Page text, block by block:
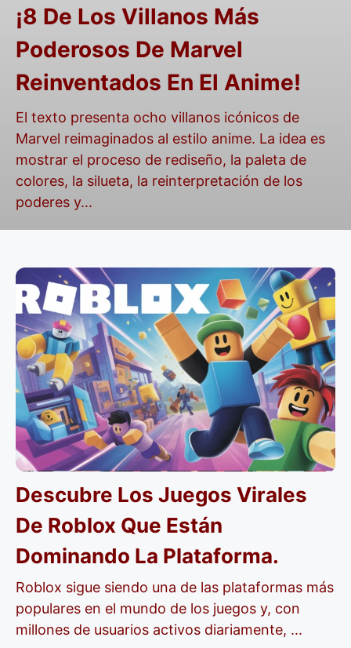
¡8 De Los Villanos Más
Poderosos De Marvel
Reinventados En El Anime!
El texto presenta ocho villanos icónicos de
Marvel reimaginados al estilo anime. La idea es
mostrar el proceso de rediseño, la paleta de
colores, la silueta, la reinterpretación de los
poderes y...
Descubre Los Juegos Virales
De Roblox Que Están
Dominando La Plataforma.
Roblox sigue siendo una de las plataformas más
populares en el mundo de los juegos y, con
millones de usuarios activos diariamente, ...